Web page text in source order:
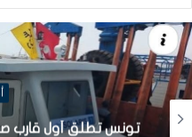
تونس تطلق أول قارب